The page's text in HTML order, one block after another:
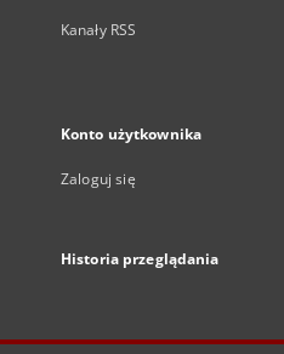
Kanały RSS
Konto użytkownika
Zaloguj się
Historia przeglądania